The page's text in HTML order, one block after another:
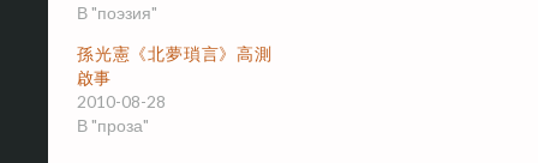
В "поэзия"
孫光憲《北夢瑣言》高測
啟事
2010-08-28
В "проза"